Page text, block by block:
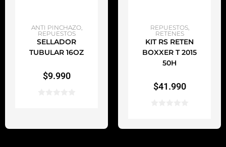
AÑADIR AL CARRITO
ANTI PINCHAZO,
REPUESTOS
SELLADOR
TUBULAR 16OZ
$9.990
AÑADIR AL CARRITO
REPUESTOS,
RETENES
KIT RS RETEN
BOXXER T 2015
50H
$41.990